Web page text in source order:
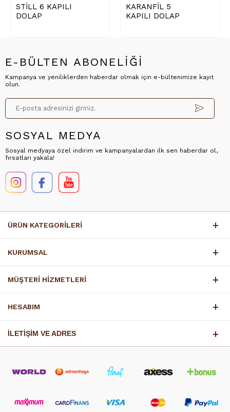
STİLL 6 KAPILI
DOLAP
KARANFİL 5
KAPILI DOLAP
E-BÜLTEN ABONELİĞİ
Kampanya ve yeniliklerden haberdar olmak için e-bültenimize kayıt
olun.
SOSYAL MEDYA
Sosyal medyaya özel indirim ve kampanyalardan ilk sen haberdar ol,
fırsatları yakala!
ÜRÜN KATEGORİLERİ
KURUMSAL
MÜŞTERİ HİZMETLERİ
HESABIM
İLETİŞİM VE ADRES